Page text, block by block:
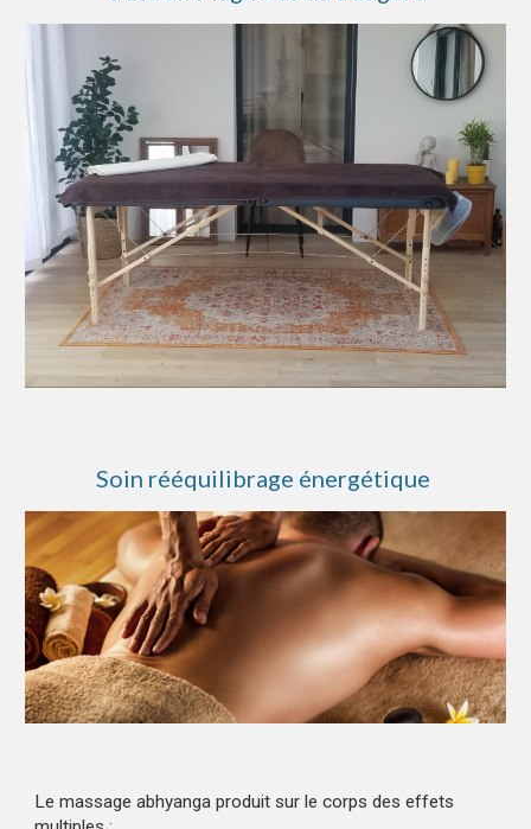
Soin rééquilibrage énergétique
Le massage abhyanga produit sur le corps des effets